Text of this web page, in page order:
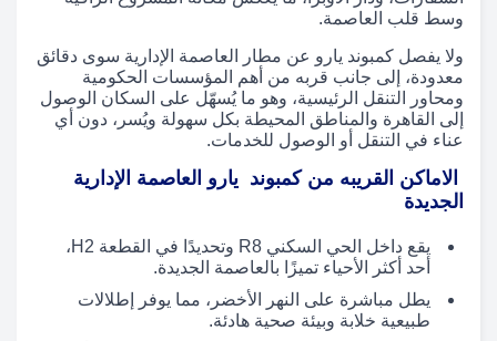
وسط قلب العاصمة.
ولا يفصل كمبوند يارو عن مطار العاصمة الإدارية سوى دقائق
معدودة، إلى جانب قربه من أهم المؤسسات الحكومية
ومحاور التنقل الرئيسية، وهو ما يُسهّل على السكان الوصول
إلى القاهرة والمناطق المحيطة بكل سهولة ويُسر، دون أي
عناء في التنقل أو الوصول للخدمات.
الاماكن القريبه من كمبوند يارو العاصمة الإدارية
الجديدة
يقع داخل الحي السكني R8 وتحديدًا في القطعة H2،
أحد أكثر الأحياء تميزًا بالعاصمة الجديدة.
يطل مباشرة على النهر الأخضر، مما يوفر إطلالات
طبيعية خلابة وبيئة صحية هادئة.